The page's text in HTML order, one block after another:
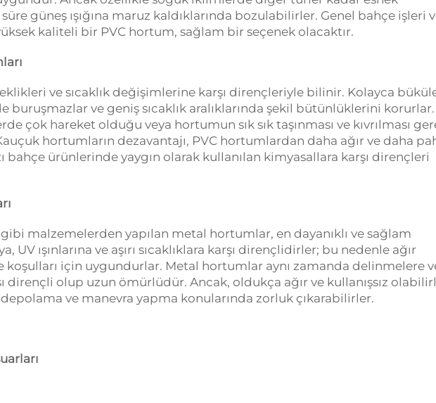
güneş ışığına maruz kaldıklarında bozulabilirler. Genel bahçe işleri
kaliteli bir PVC hortum, sağlam bir seçenek olacaktır.
ve sıcaklık değişimlerine karşı dirençleriyle bilinir. Kolayca
buruşmazlar ve geniş sıcaklık aralıklarında şekil bütünlüklerini
çok hareket olduğu veya hortumun sık sık taşınması ve kıvrılması
hortumların dezavantajı, PVC hortumlardan daha ağır ve daha
bahçe ürünlerinde yaygın olarak kullanılan kimyasallara karşı dirençleri
malzemelerden yapılan metal hortumlar, en dayanıklı ve sağlam
UV ışınlarına ve aşırı sıcaklıklara karşı dirençlidirler; bu nedenle ağır
koşulları için uygundurlar. Metal hortumlar aynı zamanda delinmelere
dirençli olup uzun ömürlüdür. Ancak, oldukça ağır ve kullanışsız
depolama ve manevra yapma konularında zorluk çıkarabilirler.